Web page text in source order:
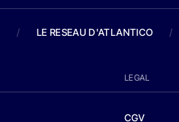
/ LE RESEAU D'ATLANTICO /
LEGAL
CGV